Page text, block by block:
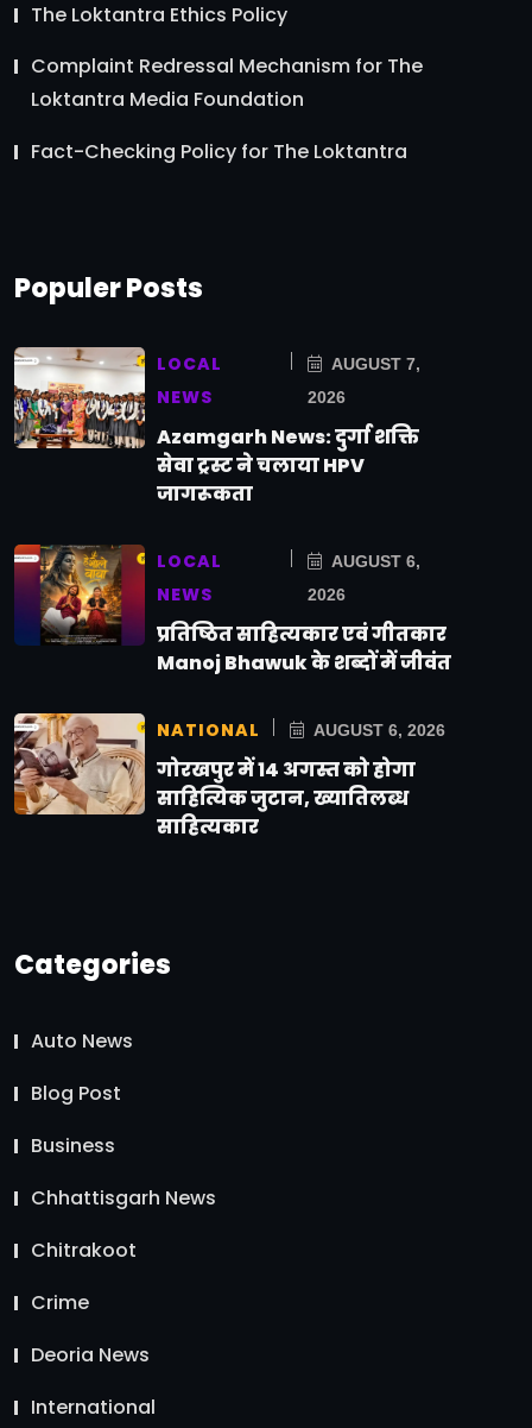
The Loktantra Ethics Policy
Complaint Redressal Mechanism for The
Loktantra Media Foundation
Fact-Checking Policy for The Loktantra
Populer Posts
LOCAL
NEWS
AUGUST 7,
2026
Azamgarh News: दुर्गा शक्ति
सेवा ट्रस्ट ने चलाया HPV
जागरूकता
LOCAL
NEWS
AUGUST 6,
2026
प्रतिष्ठित साहित्यकार एवं गीतकार
Manoj Bhawuk के शब्दों में जीवंत
NATIONAL AUGUST 6, 2026
गोरखपुर में 14 अगस्त को होगा
साहित्यिक जुटान, ख्यातिलब्ध
साहित्यकार
Categories
Auto News
Blog Post
Business
Chhattisgarh News
Chitrakoot
Crime
Deoria News
International